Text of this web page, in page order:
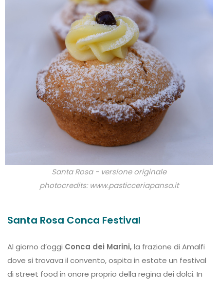
Santa Rosa - versione originale
photocredits: www.pasticceriapansa.it
Santa Rosa Conca Festival
Al giorno d’oggi Conca dei Marini, la frazione di Amalfi
dove si trovava il convento, ospita in estate un festival
di street food in onore proprio della regina dei dolci. In